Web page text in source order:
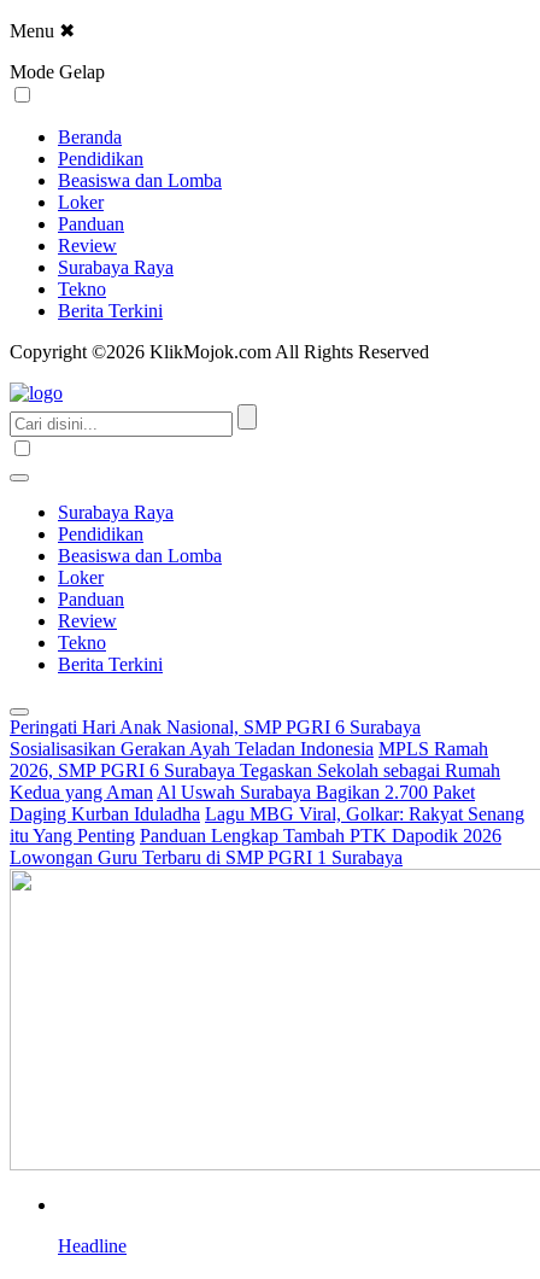
Menu ✖
Mode Gelap
Beranda
Pendidikan
Beasiswa dan Lomba
Loker
Panduan
Review
Surabaya Raya
Tekno
Berita Terkini
Copyright ©2026 KlikMojok.com All Rights Reserved
Surabaya Raya
Pendidikan
Beasiswa dan Lomba
Loker
Panduan
Review
Tekno
Berita Terkini
Peringati Hari Anak Nasional, SMP PGRI 6 Surabaya
Sosialisasikan Gerakan Ayah Teladan Indonesia MPLS Ramah
2026, SMP PGRI 6 Surabaya Tegaskan Sekolah sebagai Rumah
Kedua yang Aman Al Uswah Surabaya Bagikan 2.700 Paket
Daging Kurban Iduladha Lagu MBG Viral, Golkar: Rakyat Senang
itu Yang Penting Panduan Lengkap Tambah PTK Dapodik 2026
Lowongan Guru Terbaru di SMP PGRI 1 Surabaya
Headline